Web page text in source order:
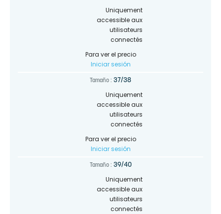
Uniquement
accessible aux
utilisateurs
connectés
Para ver el precio
Iniciar sesión
Tamaño : 37/38
Uniquement
accessible aux
utilisateurs
connectés
Para ver el precio
Iniciar sesión
Tamaño : 39/40
Uniquement
accessible aux
utilisateurs
connectés